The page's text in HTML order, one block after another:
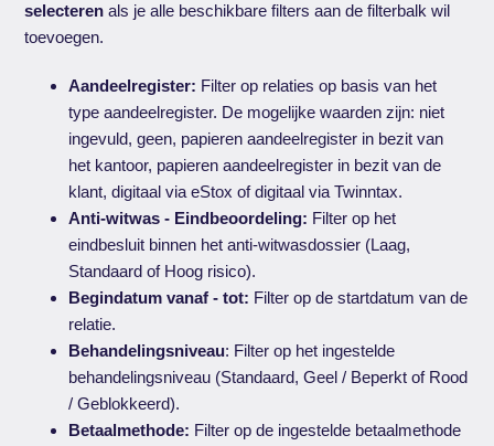
selecteren als je alle beschikbare filters aan de filterbalk wil
toevoegen.
Aandeelregister: Filter op relaties op basis van het
type aandeelregister. De mogelijke waarden zijn: niet
ingevuld, geen, papieren aandeelregister in bezit van
het kantoor, papieren aandeelregister in bezit van de
klant, digitaal via eStox of digitaal via Twinntax.
Anti-witwas - Eindbeoordeling: Filter op het
eindbesluit binnen het anti-witwasdossier (Laag,
Standaard of Hoog risico).
Begindatum vanaf - tot: Filter op de startdatum van de
relatie.
Behandelingsniveau: Filter op het ingestelde
behandelingsniveau (Standaard, Geel / Beperkt of Rood
/ Geblokkeerd).
Betaalmethode: Filter op de ingestelde betaalmethode